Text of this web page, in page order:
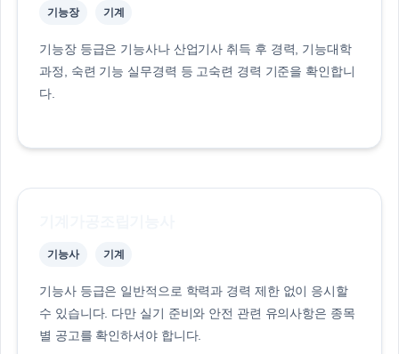
기능장 기계
기능장 등급은 기능사나 산업기사 취득 후 경력, 기능대학
과정, 숙련 기능 실무경력 등 고숙련 경력 기준을 확인합니
다.
기능사 기계
기능사 등급은 일반적으로 학력과 경력 제한 없이 응시할
수 있습니다. 다만 실기 준비와 안전 관련 유의사항은 종목
별 공고를 확인하셔야 합니다.